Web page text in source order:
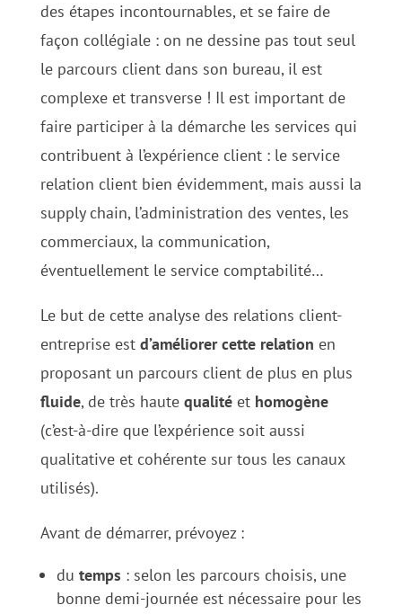
des étapes incontournables, et se faire de
façon collégiale : on ne dessine pas tout seul
le parcours client dans son bureau, il est
complexe et transverse ! Il est important de
faire participer à la démarche les services qui
contribuent à l’expérience client : le service
relation client bien évidemment, mais aussi la
supply chain, l’administration des ventes, les
commerciaux, la communication,
éventuellement le service comptabilité…
Le but de cette analyse des relations client-
entreprise est d’améliorer cette relation en
proposant un parcours client de plus en plus
fluide, de très haute qualitéet homogène
(c’est-à-dire que l’expérience soit aussi
qualitative et cohérente sur tous les canaux
utilisés).
Avant de démarrer, prévoyez :
du temps : selon les parcours choisis, une
bonne demi-journée est nécessaire pour les